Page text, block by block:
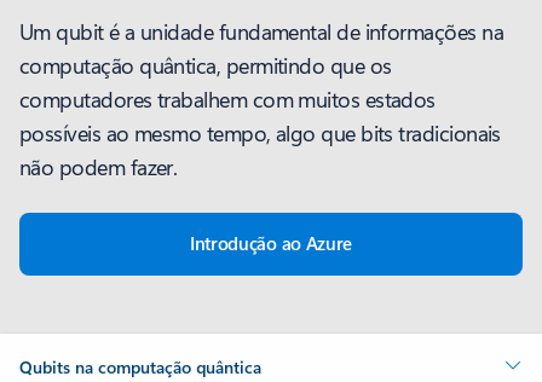
Um qubit é a unidade fundamental de informações na
computação quântica, permitindo que os
computadores trabalhem com muitos estados
possíveis ao mesmo tempo, algo que bits tradicionais
não podem fazer.
Introdução ao Azure
Qubits na computação quântica